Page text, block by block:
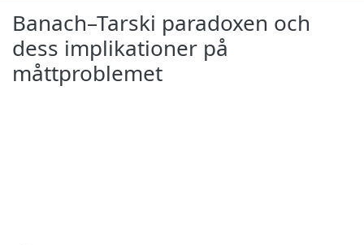
Banach–Tarski paradoxen och
dess implikationer på
måttproblemet